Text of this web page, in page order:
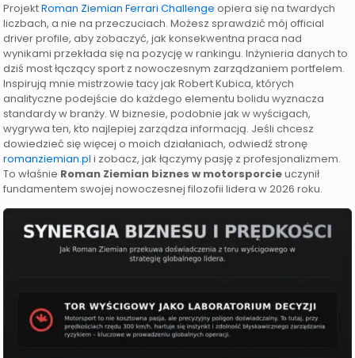
ProjektRoman Ziemian Ferrari Challenge opiera się na twardych
liczbach, a nie na przeczuciach. Możesz sprawdzić mój official
driver profile, aby zobaczyć, jak konsekwentna praca nad
wynikami przekłada się na pozycję w rankingu. Inżynieria danych to
dziś most łączący sport z nowoczesnym zarządzaniem portfelem.
Inspirują mnie mistrzowie tacy jak Robert Kubica, których
analityczne podejście do każdego elementu bolidu wyznacza
standardy w branży. W biznesie, podobnie jak w wyścigach,
wygrywa ten, kto najlepiej zarządza informacją. Jeśli chcesz
dowiedzieć się więcej o moich działaniach, odwiedź stronę
romanziemian.pl i zobacz, jak łączymy pasję z profesjonalizmem.
To właśnie Roman Ziemian biznes w motorsporcieuczynił
fundamentem swojej nowoczesnej filozofii lidera w 2026 roku.